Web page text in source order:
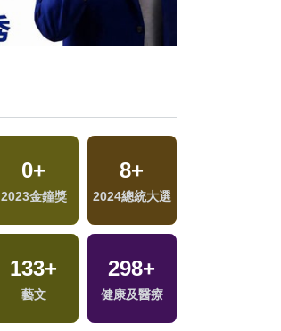
0+
2023金鐘獎
8+
2024總統大選
133+
藝文
298+
健康及醫療